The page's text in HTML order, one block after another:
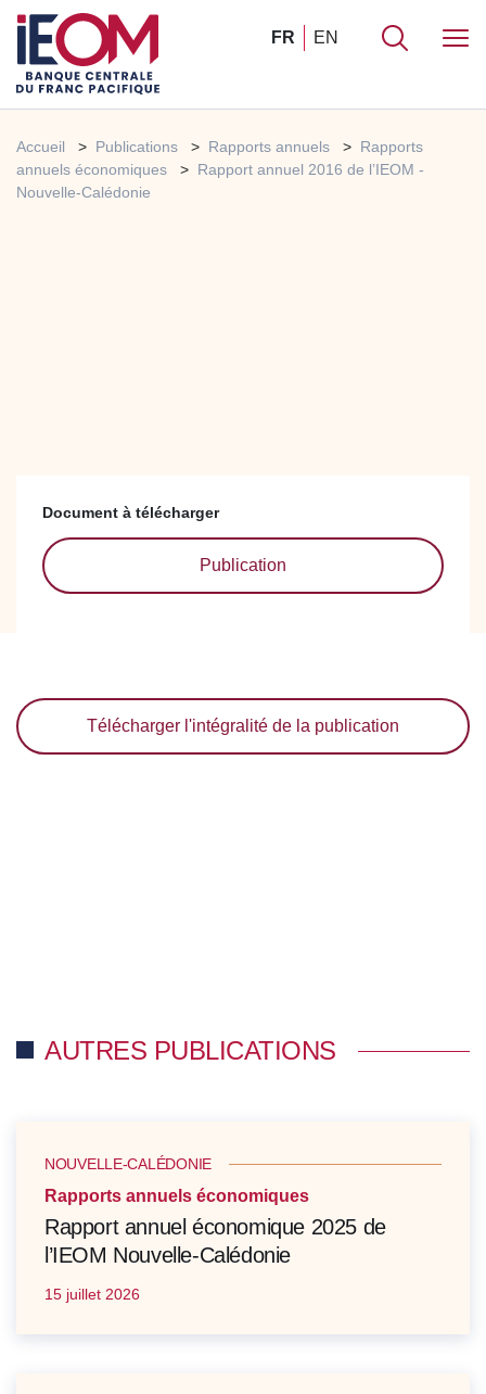
FR EN
Accueil Publications Rapports annuels
Rapports
annuels économiques
Rapport annuel 2016 de l’IEOM -
Nouvelle-Calédonie
Document à télécharger
Publication
Télécharger l'intégralité de la publication
AUTRES PUBLICATIONS
NOUVELLE-CALÉDONIE
Rapports annuels économiques
Rapport annuel économique 2025 de
l’IEOM Nouvelle-Calédonie
15 juillet 2026